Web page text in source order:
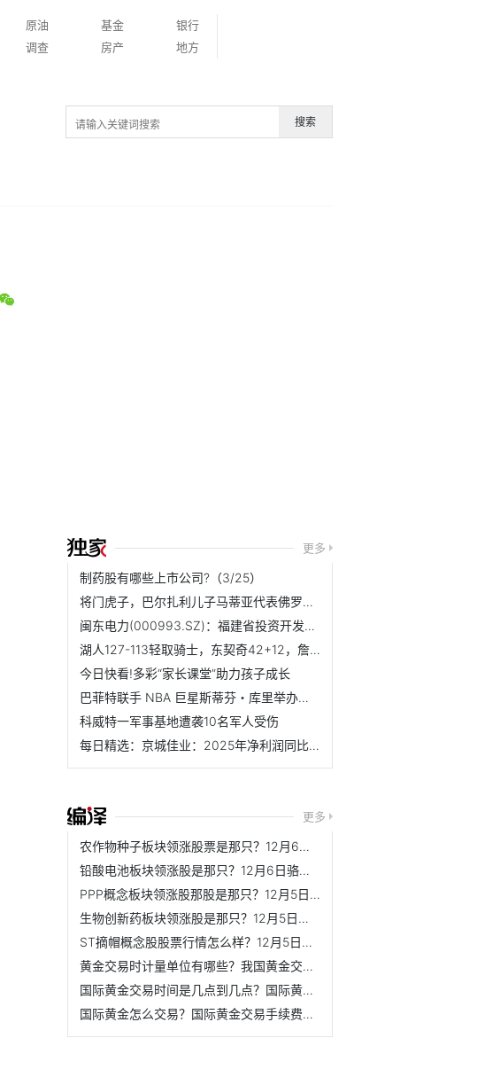
原油 基金
银行
调查 房产 地方
搜索
更多
制药股有哪些上市公司?（3/25）
将门虎子，巴尔扎利儿子马蒂亚代表佛罗伦萨U16上演帽子戏法
闽东电力(000993.SZ)：福建省投资开发集团拟减持1%股份-每日热闻
湖人127-113轻取骑士，东契奇42+12，詹姆斯14+5+6，哈登17分 当前热讯
今日快看!多彩“家长课堂”助力孩子成长
巴菲特联手 NBA 巨星斯蒂芬・库里举办慈善午餐，重启经典拍...
科威特一军事基地遭袭10名军人受伤
每日精选：京城佳业：2025年净利润同比下降34.76% 拟每股派息0.0969元
更多
农作物种子板块领涨股票是那只？12月6日丰乐种业市盈率为30.27
铅酸电池板块领涨股是那只？12月6日骆驼股份股价是多少？
PPP概念板块领涨股那股是那只？12月5日ST长方市盈率为-4.87
生物创新药板块领涨股是那只？12月5日南新制药股价是多少？
ST摘帽概念股股票行情怎么样？12月5日宜宾纸业股价是多少？
黄金交易时计量单位有哪些？我国黄金交易的计量单位是什么？
国际黄金交易时间是几点到几点？国际黄金开户流程是什么？
国际黄金怎么交易？国际黄金交易手续费一手需要多少钱？